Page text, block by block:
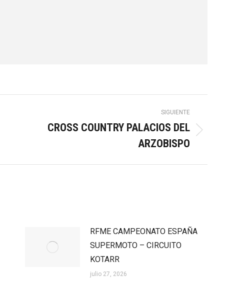
SIGUIENTE
CROSS COUNTRY PALACIOS DEL
ARZOBISPO
RFME CAMPEONATO ESPAÑA
SUPERMOTO – CIRCUITO
KOTARR
julio 27, 2026